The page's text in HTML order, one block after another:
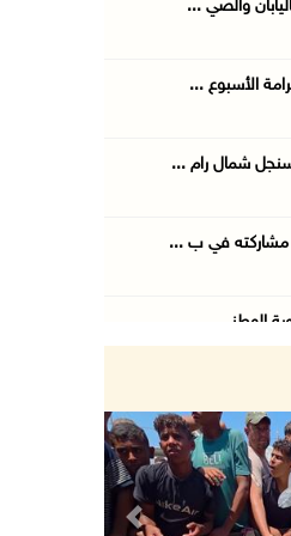
والصي ...
شمال رام ...
مشاركته في ب ...
الوطني ...
ويقتحمون مناط ...
Previous